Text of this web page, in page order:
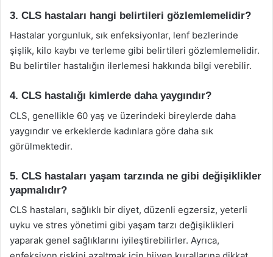
3. CLS hastaları hangi belirtileri gözlemlemelidir?
Hastalar yorgunluk, sık enfeksiyonlar, lenf bezlerinde
şişlik, kilo kaybı ve terleme gibi belirtileri gözlemlemelidir.
Bu belirtiler hastalığın ilerlemesi hakkında bilgi verebilir.
4. CLS hastalığı kimlerde daha yaygındır?
CLS, genellikle 60 yaş ve üzerindeki bireylerde daha
yaygındır ve erkeklerde kadınlara göre daha sık
görülmektedir.
5. CLS hastaları yaşam tarzında ne gibi değişiklikler
yapmalıdır?
CLS hastaları, sağlıklı bir diyet, düzenli egzersiz, yeterli
uyku ve stres yönetimi gibi yaşam tarzı değişiklikleri
yaparak genel sağlıklarını iyileştirebilirler. Ayrıca,